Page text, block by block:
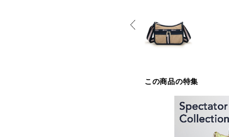
この商品の特集